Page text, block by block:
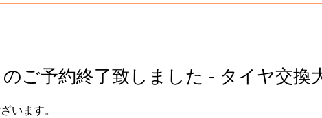
のご予約終了致しました - タイヤ交換
います。